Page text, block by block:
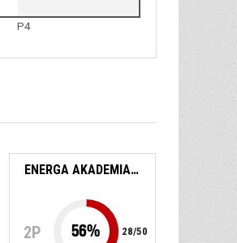
P4
ENERGA AKADEMIA KOSZYKÓWKI 7 TREFL SOPOT
2P 56% 28/50